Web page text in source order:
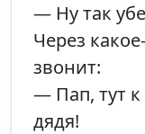
— Ну так
Через
звонит:
— Пап, тут
дядя!